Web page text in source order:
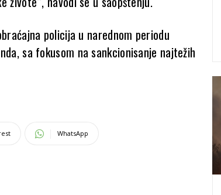
policija u narednom periodu
sa fokusom na sankcionisanje najtežih
WhatsApp